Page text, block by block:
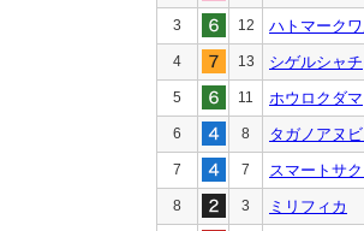
3 12 ハトマーク
4 13 シゲルシャチ
5 11 ホウロクダマ
6 8 タガノアヌビ
7 7 スマートサ
8 3 ミリフィカ